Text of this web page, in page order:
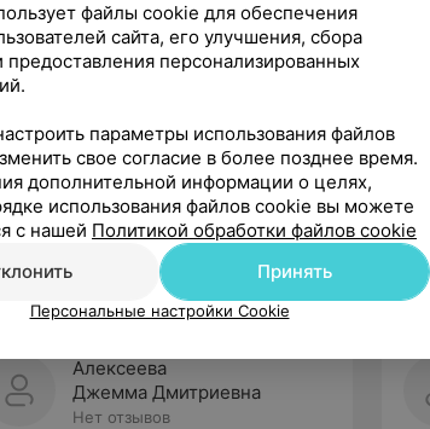
Рекомендую
Алексеева
Джемма Дмитриевна
Нет отзывов
файлы cookie для обеспечения
сайта, его улучшения, сбора
предоставления персонализированных
параметры использования файлов
свое согласие в более позднее время.
дополнительной информации о целях,
использования файлов cookie вы можете
с нашей Политикой обработки файлов cookie
Принять
Персональные настройки Cookie